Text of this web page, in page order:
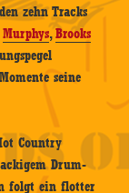
zehn Tracks
Murphys,Brooks
seine
Country
Drum-
folgt ein flotter